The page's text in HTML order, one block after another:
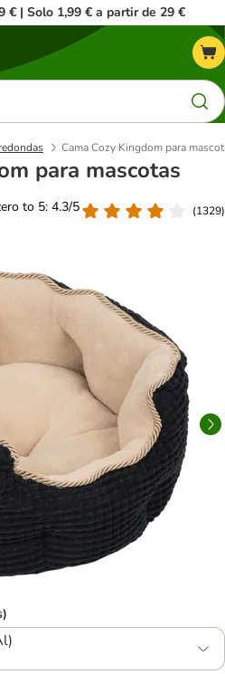
€ | Solo 1,99 € a partir de 29 €
Cama Cozy Kingdom para
para mascotas
to 5: 4.3/5
(1329)